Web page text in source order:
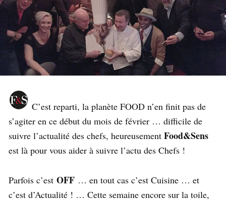
C’est reparti, la planète FOOD n’en finit pas de
s’agiter en ce début du mois de février … difficile de
suivre l’actualité des chefs, heureusement Food&Sens
est là pour vous aider à suivre l’actu des Chefs !
Parfois c’est OFF … en tout cas c’est Cuisine … et
c’est d’Actualité ! … Cette semaine encore sur la toile,